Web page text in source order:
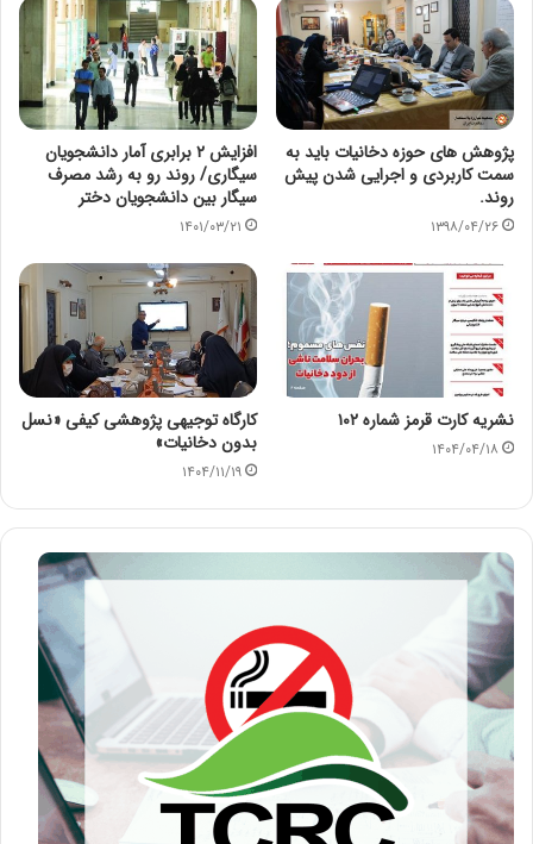
پژوهش های حوزه دخانیات باید به
سمت کاربردی و اجرایی شدن پیش
روند.
۱۳۹۸/۰۴/۲۶
افزایش ۲ برابری آمار دانشجویان
سیگاری/ روند رو به رشد مصرف
سیگار بین دانشجویان دختر
۱۴۰۱/۰۳/۲۱
نشریه کارت قرمز شماره ۱۰۲
۱۴۰۴/۰۴/۱۸
کارگاه توجیهی پژوهشی کیفی «نسل
بدون دخانیات»
۱۴۰۴/۱۱/۱۹